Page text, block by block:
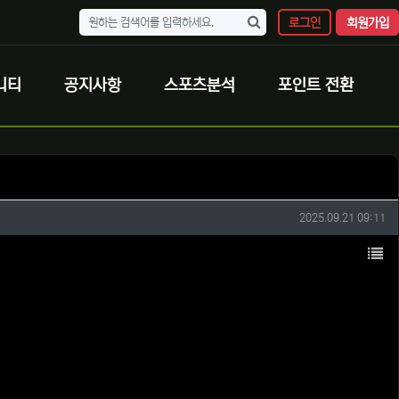
로그인 회원가입
티 공지사항 스포츠분석 포인트 전환
작성일
2025.09.21 09:11
목